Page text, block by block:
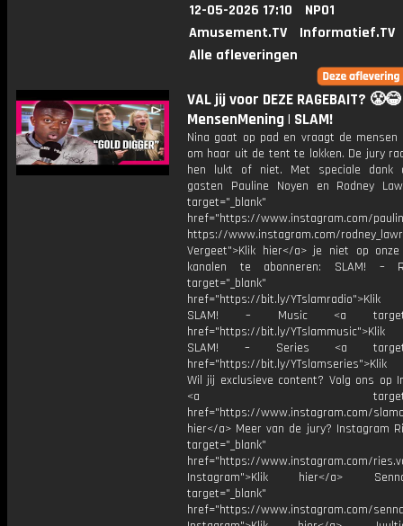
12-05-2026 17:10
NPO1
Amusement.TV
Informatief.TV
Alle afleveringen
VAL jij voor DEZE RAGEBAIT?
MensenMening | SLAM!
Nina gaat op pad en vraagt de
om haar uit de tent te lokken. De jury
hen lukt of niet. Met speciale dank
gasten Pauline Noyen en Rodney
target="_blank"
href="https://www.instagram.com/
https://www.instagram.com/
Vergeet">Klik hier</a> je niet op onze
kanalen te abonneren: SLAM! –
target="_blank"
href="https://bit.ly/
SLAM! – Music <a
href="https://bit.ly/
SLAM! – Series <a
href="https://bit.ly/
Wil jij exclusieve content? Volg ons op
<a
href="https://www.instagram.com/
hier</a> Meer van de jury? Instagram
target="_blank"
href="https://www.instagram.com/
Instagram">Klik hier</a>
target="_blank"
href="https://www.instagram.com/